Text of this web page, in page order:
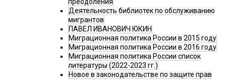
преодоления
Деятельность библиотек по обслуживанию
мигрантов
ПАВЕЛ ИВАНОВИЧ ЮКИН
Миграционная политика России в 2015 году
Миграционная политика России в 2016 году
Миграционная политика России список
литературы (2022-2023 гг.)
Новое в законодательстве по защите прав